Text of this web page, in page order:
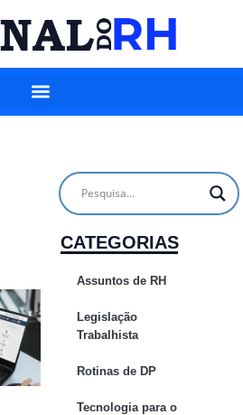
CATEGORIAS
Assuntos de RH
Legislação
Trabalhista
Rotinas de DP
Tecnologia para o